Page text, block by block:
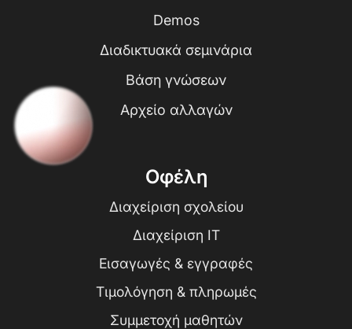
Demos
Διαδικτυακά σεμινάρια
Βάση γνώσεων
Αρχείο αλλαγών
Οφέλη
Διαχείριση σχολείου
Διαχείριση IT
Εισαγωγές & εγγραφές
Τιμολόγηση & πληρωμές
Συμμετοχή μαθητών